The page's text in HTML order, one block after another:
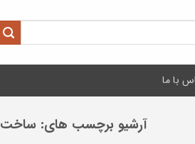
با ما
آرشیو برچسب های: ساخت